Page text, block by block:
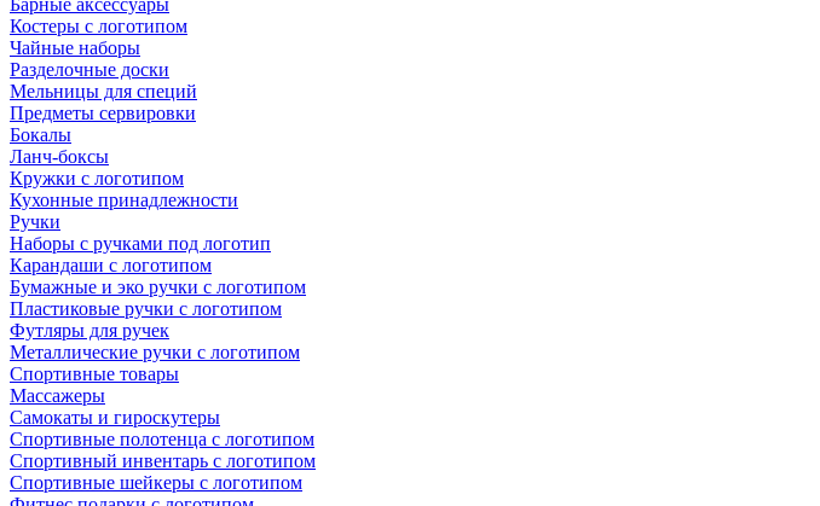
Барные аксессуары
Костеры с логотипом
Чайные наборы
Разделочные доски
Мельницы для специй
Предметы сервировки
Бокалы
Ланч-боксы
Кружки с логотипом
Кухонные принадлежности
Ручки
Наборы с ручками под логотип
Карандаши с логотипом
Бумажные и эко ручки с логотипом
Пластиковые ручки с логотипом
Футляры для ручек
Металлические ручки с логотипом
Спортивные товары
Массажеры
Самокаты и гироскутеры
Спортивные полотенца с логотипом
Спортивный инвентарь с логотипом
Спортивные шейкеры с логотипом